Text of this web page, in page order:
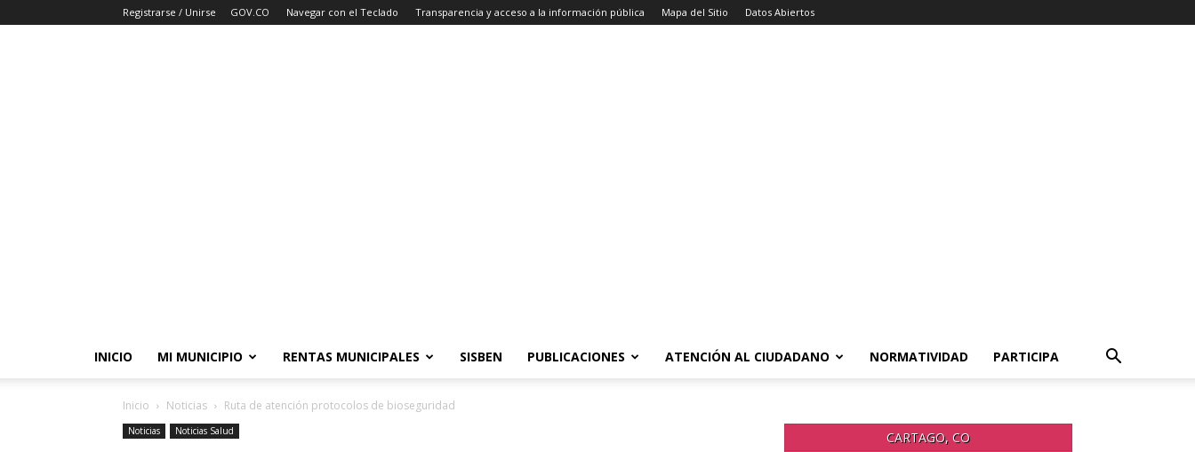
Registrarse / Unirse GOV.CO Navegar con el Teclado Transparencia y acceso a la información pública Mapa del Sitio Datos Abiertos
INICIO MI MUNICIPIO RENTAS MUNICIPALES SISBEN PUBLICACIONES ATENCIÓN AL CIUDADANO NORMATIVIDAD PARTICIPA
Inicio Noticias Ruta de atención protocolos de bioseguridad
Noticias Noticias Salud CARTAGO, CO